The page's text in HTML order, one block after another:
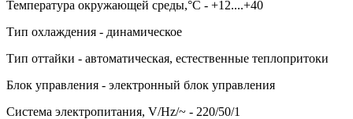
Температура окружающей среды,°C - +12....+40
Тип охлаждения - динамическое
Тип оттайки - автоматическая, естественные теплопритоки
Блок управления - электронный блок управления
Система электропитания, V/Hz/~ - 220/50/1